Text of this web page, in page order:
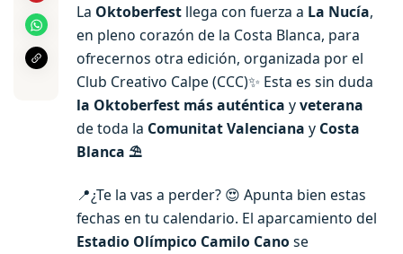
La Oktoberfest llega con fuerza a La Nucía,
en pleno corazón de la Costa Blanca, para
ofrecernos otra edición, organizada por el
Club Creativo Calpe (CCC)✨ Esta es sin duda
la Oktoberfest más auténtica yveterana
de toda la Comunitat Valenciana y Costa
Blanca ⛱️
📍¿Te la vas a perder? 😍 Apunta bien estas
fechas en tu calendario. El aparcamiento del
Estadio Olímpico Camilo Cano se